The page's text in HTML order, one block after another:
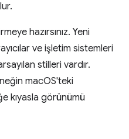
hazırsınız. Yeni
ve işletim sistemleri
stilleri vardır.
macOS'teki
kıyasla görünümü